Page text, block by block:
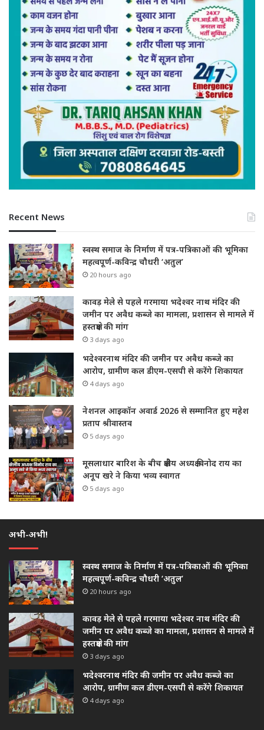
Recent News
स्वस्थ समाज के निर्माण में पत्र-पत्रिकाओं की भूमिका
महत्वपूर्ण-कविन्द्र चौधरी ‘अतुल’
20 hours ago
कावड़ मेले से पहले गरमाया भदेश्वर नाथ मंदिर की
जमीन पर अवैध कब्जे का मामला, प्रशासन से मामले में
हस्तक्षेप की मांग
3 days ago
भदेश्वरनाथ मंदिर की जमीन पर अवैध कब्जे का
आरोप, ग्रामीण कल डीएम-एसपी से करेंगे शिकायत
4 days ago
नेशनल आइकॉन अवार्ड 2026 से सम्मानित हुए महेश
प्रताप श्रीवास्तव
5 days ago
मूसलाधार बारिश के बीच क्षेत्रीय अध्यक्ष विनोद राय का
अनूप खरे ने किया भव्य स्वागत
5 days ago
अभी-अभी!
स्वस्थ समाज के निर्माण में पत्र-पत्रिकाओं की भूमिका
महत्वपूर्ण-कविन्द्र चौधरी ‘अतुल’
20 hours ago
कावड़ मेले से पहले गरमाया भदेश्वर नाथ मंदिर की
जमीन पर अवैध कब्जे का मामला, प्रशासन से मामले में
हस्तक्षेप की मांग
3 days ago
भदेश्वरनाथ मंदिर की जमीन पर अवैध कब्जे का
आरोप, ग्रामीण कल डीएम-एसपी से करेंगे शिकायत
4 days ago